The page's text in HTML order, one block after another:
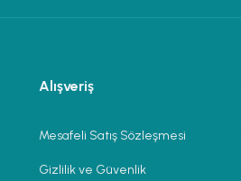
Alışveriş
Mesafeli Satış Sözleşmesi
Gizlilik ve Güvenlik